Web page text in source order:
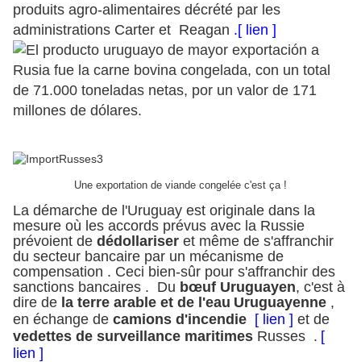
produits agro-alimentaires décrété par les
administrations Carter et Reagan .[ lien ]
Une exportation de viande congelée c'est ça !
La démarche de l'Uruguay est originale dans la
mesure où les accords prévus avec la Russie
prévoient de dédollariser et même de s'affranchir
du secteur bancaire par un mécanisme de
compensation . Ceci bien-sûr pour s'affranchir des
sanctions bancaires . Du bœuf Uruguayen, c'est à
dire de la terre arable et de l'eau Uruguayenne ,
en échange de camions d'incendie [ lien ] et de
vedettes de surveillance maritimes Russes . [
lien ]